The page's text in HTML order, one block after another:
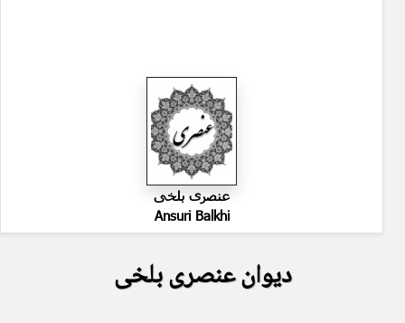
عنصری بلخی
Ansuri Balkhi
دیوان عنصری بلخی